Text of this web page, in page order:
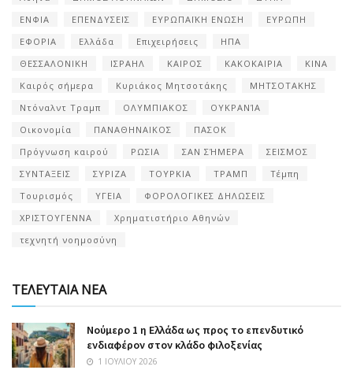
ΕΝΦΙΑ
ΕΠΕΝΔΥΣΕΙΣ ΕΥΡΩΠΑΪΚΗ ΕΝΩΣΗ
ΕΥΡΩΠΗ
ΕΦΟΡΙΑ
Ελλάδα Επιχειρήσεις
ΗΠΑ
ΘΕΣΣΑΛΟΝΙΚΗ
ΙΣΡΑΗΛ ΚΑΙΡΟΣ ΚΑΚΟΚΑΙΡΙΑ
ΚΙΝΑ
Καιρός σήμερα
Κυριάκος Μητσοτάκης
ΜΗΤΣΟΤΑΚΗΣ
Ντόναλντ Τραμπ
ΟΛΥΜΠΙΑΚΟΣ
ΟΥΚΡΑΝΊΑ
Οικονομία
ΠΑΝΑΘΗΝΑΙΚΟΣ
ΠΑΣΟΚ
Πρόγνωση καιρού
ΡΩΣΙΑ ΣΑΝ ΣΉΜΕΡΑ
ΣΕΙΣΜΟΣ
ΣΥΝΤΑΞΕΙΣ
ΣΥΡΙΖΑ ΤΟΥΡΚΙΑ ΤΡΑΜΠ
Τέμπη
Τουρισμός
ΥΓΕΙΑ
ΦΟΡΟΛΟΓΙΚΕΣ ΔΗΛΩΣΕΙΣ
ΧΡΙΣΤΟΥΓΕΝΝΑ
Χρηματιστήριο Αθηνών
τεχνητή νοημοσύνη
ΤΕΛΕΥΤΑΙΑ ΝΕΑ
Nούμερο 1 η Ελλάδα ως προς το επενδυτικό
ενδιαφέρον στον κλάδο φιλοξενίας
1 ΙΟΥΛΊΟΥ 2026